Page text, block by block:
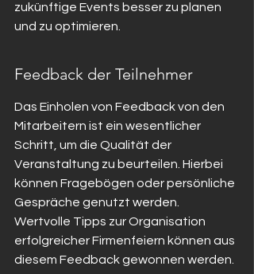
zukünftige Events besser zu planen
und zu optimieren.
Feedback der Teilnehmer
Das Einholen von Feedback von den
Mitarbeitern ist ein wesentlicher
Schritt, um die Qualität der
Veranstaltung zu beurteilen. Hierbei
können Fragebögen oder persönliche
Gespräche genutzt werden.
Wertvolle Tipps zur Organisation
erfolgreicher Firmenfeiern können aus
diesem Feedback gewonnen werden.